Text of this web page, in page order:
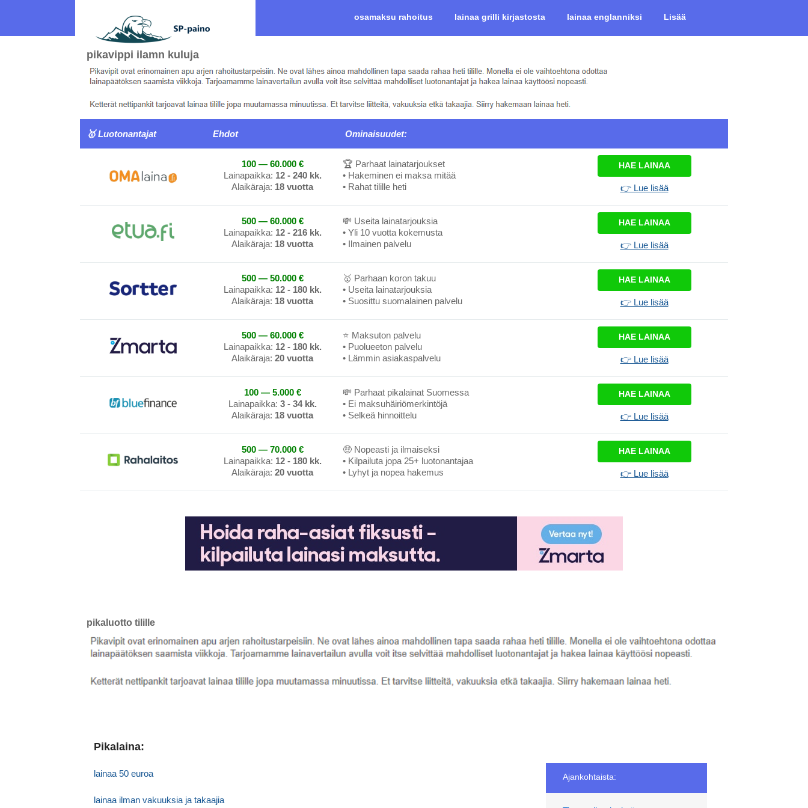
osamaksu rahoitus lainaa grilli kirjastosta lainaa englanniksi Lisää
pikavippi ilamn kuluja
🥇 Luotonantajat Ehdot Ominaisuudet:
100 — 60.000 €
Lainapaikka: 12 - 240 kk.
Alaikäraja: 18 vuotta
🏆 Parhaat lainatarjoukset
• Hakeminen ei maksa mitää
• Rahat tilille heti
HAE LAINAA
👉 Lue lisää
500 — 60.000 €
Lainapaikka: 12 - 216 kk.
Alaikäraja: 18 vuotta
💸 Useita lainatarjouksia
• Yli 10 vuotta kokemusta
• Ilmainen palvelu
HAE LAINAA
👉 Lue lisää
500 — 50.000 €
Lainapaikka: 12 - 180 kk.
Alaikäraja: 18 vuotta
🥇 Parhaan koron takuu
• Useita lainatarjouksia
• Suosittu suomalainen palvelu
HAE LAINAA
👉 Lue lisää
500 — 60.000 €
Lainapaikka: 12 - 180 kk.
Alaikäraja: 20 vuotta
⭐ Maksuton palvelu
• Puolueeton palvelu
• Lämmin asiakaspalvelu
HAE LAINAA
👉 Lue lisää
100 — 5.000 €
Lainapaikka: 3 - 34 kk.
Alaikäraja: 18 vuotta
💸 Parhaat pikalainat Suomessa
• Ei maksuhäiriömerkintöjä
• Selkeä hinnoittelu
HAE LAINAA
👉 Lue lisää
500 — 70.000 €
Lainapaikka: 12 - 180 kk.
Alaikäraja: 20 vuotta
🤑 Nopeasti ja ilmaiseksi
• Kilpailuta jopa 25+ luotonantajaa
• Lyhyt ja nopea hakemus
HAE LAINAA
👉 Lue lisää
pikaluotto tilille
Ajankohtaista:
Pikalaina:
lainaa 50 euroa
lainaa ilman vakuuksia ja takaajia